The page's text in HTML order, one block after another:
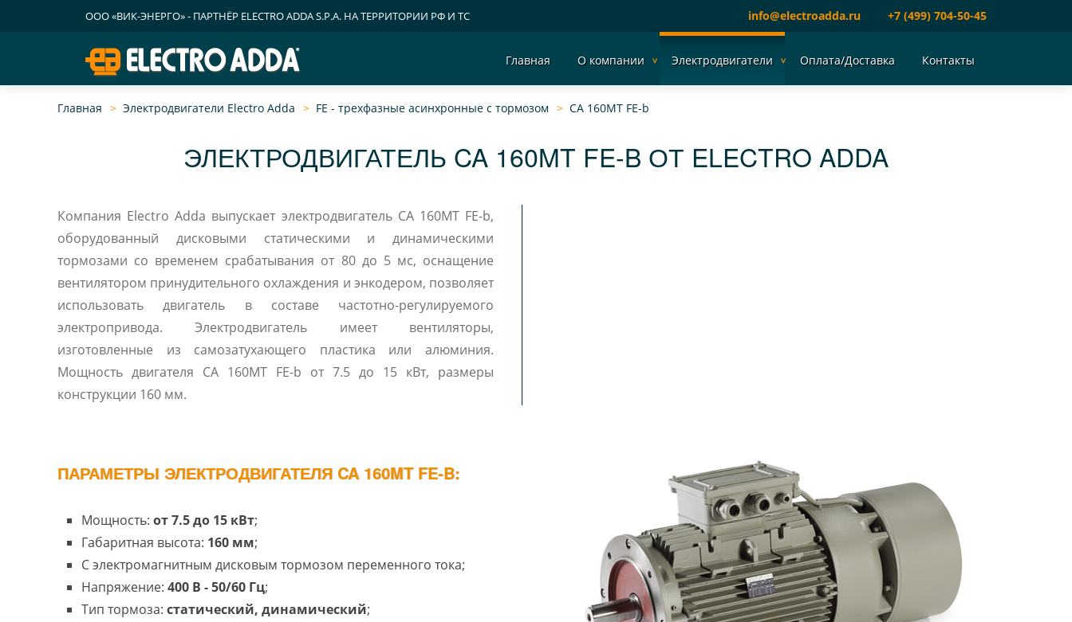
ООО «ВИК-ЭНЕРГО» - ПАРТНЁР ELECTRO ADDA S.P.A. НА ТЕРРИТОРИИ РФ И ТС info@electroadda.ru +7 (499) 704-50-45
Главная О компании Электродвигатели Оплата/Доставка Контакты
Главная Электродвигатели Electro Adda FE - трехфазные асинхронные c тормозом CA 160MT FE-b
ЭЛЕКТРОДВИГАТЕЛЬ CA 160MT FE-B ОТ ELECTRO ADDA
Компания Electro Adda выпускает электродвигатель CA 160MT FE-b,
оборудованный дисковыми статическими и динамическими
тормозами со временем срабатывания от 80 до 5 мс, оснащение
вентилятором принудительного охлаждения и энкодером, позволяет
использовать двигатель в составе частотно-регулируемого
электропривода. Электродвигатель имеет вентиляторы,
изготовленные из самозатухающего пластика или алюминия.
Мощность двигателя CA 160MT FE-b от 7.5 до 15 кВт, размеры
конструкции 160 мм.
ПАРАМЕТРЫ ЭЛЕКТРОДВИГАТЕЛЯ CA 160MT FE-B:
Мощность: от 7.5 до 15 кВт;
Габаритная высота: 160 мм;
С электромагнитным дисковым тормозом переменного тока;
Напряжение: 400 В - 50/60 Гц;
Тип тормоза: статический, динамический;